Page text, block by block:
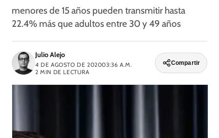
menores de 15 años pueden transmitir hasta
22.4% más que adultos entre 30 y 49 años
Julio Alejo
4 DE AGOSTO DE 202003:36 A.M.
2 MIN DE LECTURA
Compartir